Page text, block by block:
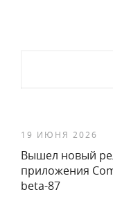
19 ИЮНЯ 2026
Вышел новый
приложения
beta-87